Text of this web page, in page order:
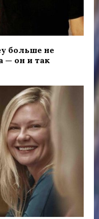
больше не
— он и так